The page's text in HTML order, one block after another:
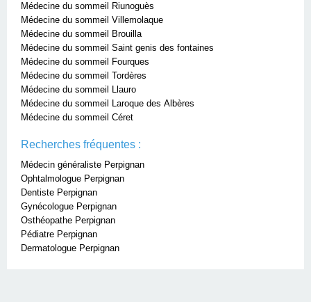
Médecine du sommeil Riunoguès
Médecine du sommeil Villemolaque
Médecine du sommeil Brouilla
Médecine du sommeil Saint genis des fontaines
Médecine du sommeil Fourques
Médecine du sommeil Tordères
Médecine du sommeil Llauro
Médecine du sommeil Laroque des Albères
Médecine du sommeil Céret
Recherches fréquentes :
Médecin généraliste Perpignan
Ophtalmologue Perpignan
Dentiste Perpignan
Gynécologue Perpignan
Osthéopathe Perpignan
Pédiatre Perpignan
Dermatologue Perpignan